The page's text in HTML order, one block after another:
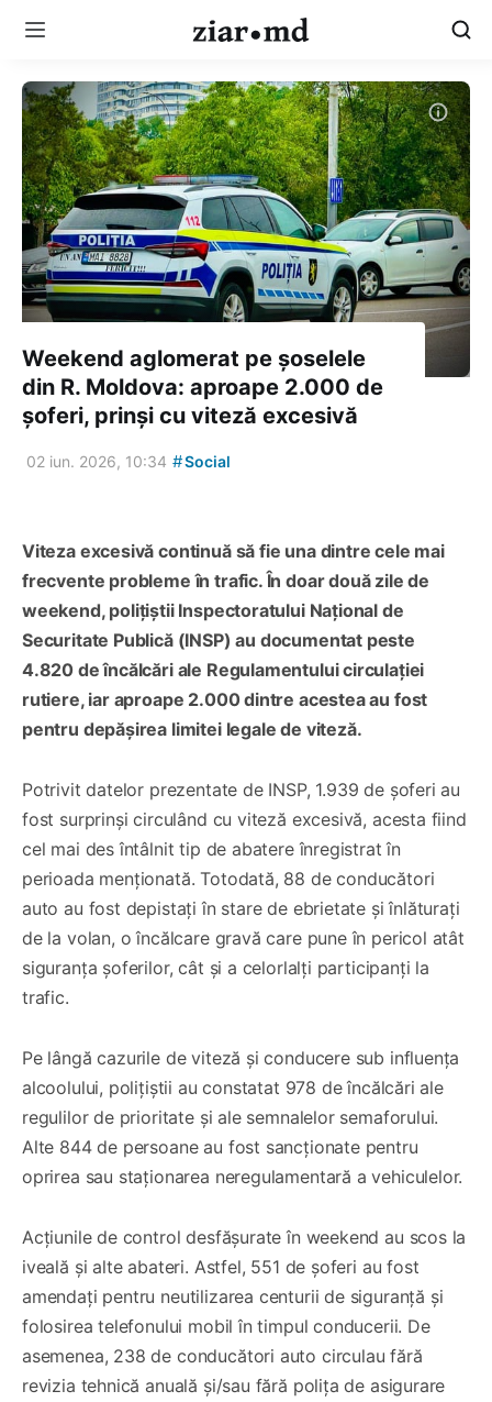
Weekend aglomerat pe șoselele
din R. Moldova: aproape 2.000 de
șoferi, prinși cu viteză excesivă
02 iun. 2026, 10:34 #Social
Viteza excesivă continuă să fie una dintre cele mai
frecvente probleme în trafic. În doar două zile de
weekend, polițiștii Inspectoratului Național de
Securitate Publică (INSP) au documentat peste
4.820 de încălcări ale Regulamentului circulației
rutiere, iar aproape 2.000 dintre acestea au fost
pentru depășirea limitei legale de viteză.
Potrivit datelor prezentate de INSP, 1.939 de șoferi au
fost surprinși circulând cu viteză excesivă, acesta fiind
cel mai des întâlnit tip de abatere înregistrat în
perioada menționată. Totodată, 88 de conducători
auto au fost depistați în stare de ebrietate și înlăturați
de la volan, o încălcare gravă care pune în pericol atât
siguranța șoferilor, cât și a celorlalți participanți la
trafic.
Pe lângă cazurile de viteză și conducere sub influența
alcoolului, polițiștii au constatat 978 de încălcări ale
regulilor de prioritate și ale semnalelor semaforului.
Alte 844 de persoane au fost sancționate pentru
oprirea sau staționarea neregulamentară a vehiculelor.
Acțiunile de control desfășurate în weekend au scos la
iveală și alte abateri. Astfel, 551 de șoferi au fost
amendați pentru neutilizarea centurii de siguranță și
folosirea telefonului mobil în timpul conducerii. De
asemenea, 238 de conducători auto circulau fără
revizia tehnică anuală și/sau fără polița de asigurare